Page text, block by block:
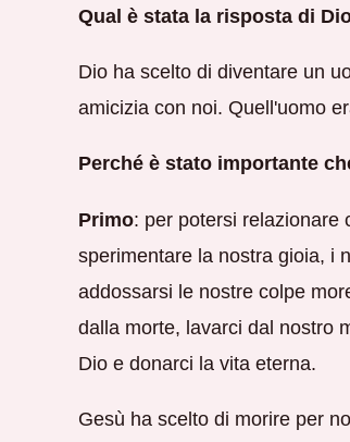
Qual è stata la risposta di
Dio ha scelto di diventare un
amicizia con noi. Quell'uomo
Perché è stato importante
Primo: per potersi relazionare
sperimentare la nostra gioia, i
addossarsi le nostre colpe
dalla morte, lavarci dal nostro
Dio e donarci la vita eterna.
Gesù ha scelto di morire per